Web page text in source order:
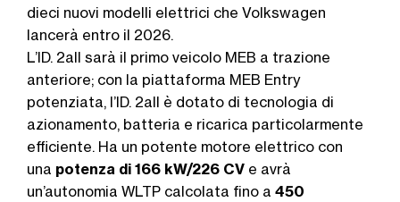
dieci nuovi modelli elettrici che Volkswagen
lancerà entro il 2026.
L’ID. 2all sarà il primo veicolo MEB a trazione
anteriore; con la piattaforma MEB Entry
potenziata, l’ID. 2all è dotato di tecnologia di
azionamento, batteria e ricarica particolarmente
efficiente. Ha un potente motore elettrico con
una potenza di 166 kW/226 CV e avrà
un’autonomia WLTP calcolata fino a 450